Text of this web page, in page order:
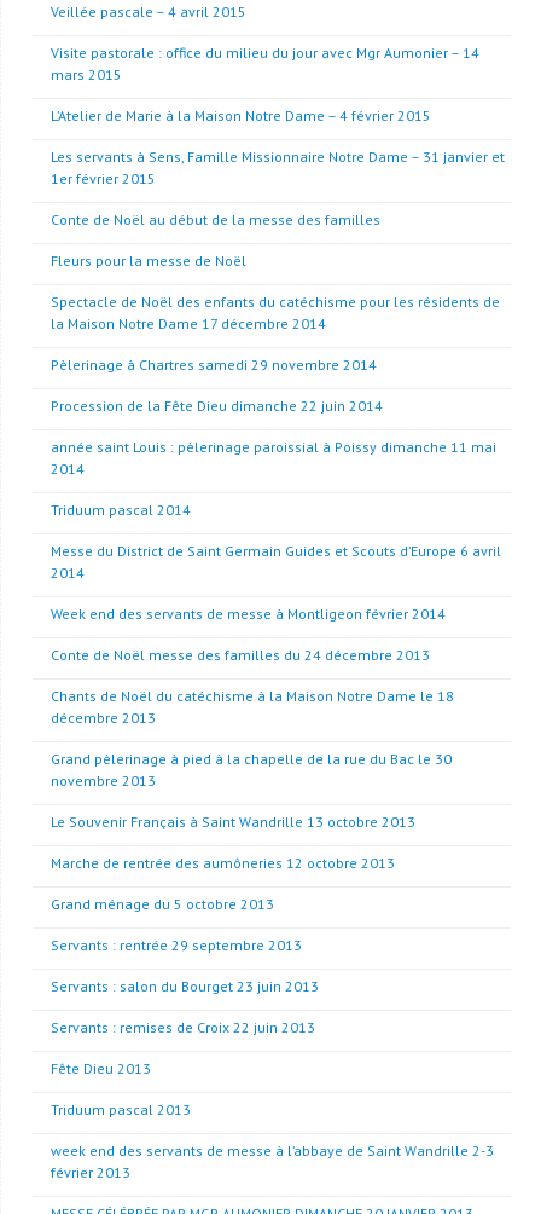
Veillée pascale – 4 avril 2015
Visite pastorale : office du milieu du jour avec Mgr Aumonier – 14
mars 2015
L’Atelier de Marie à la Maison Notre Dame – 4 février 2015
Les servants à Sens, Famille Missionnaire Notre Dame – 31 janvier et
1er février 2015
Conte de Noël au début de la messe des familles
Fleurs pour la messe de Noël
Spectacle de Noël des enfants du catéchisme pour les résidents de
la Maison Notre Dame 17 décembre 2014
Pèlerinage à Chartres samedi 29 novembre 2014
Procession de la Fête Dieu dimanche 22 juin 2014
année saint Louis : pèlerinage paroissial à Poissy dimanche 11 mai
2014
Triduum pascal 2014
Messe du District de Saint Germain Guides et Scouts d’Europe 6 avril
2014
Week end des servants de messe à Montligeon février 2014
Conte de Noël messe des familles du 24 décembre 2013
Chants de Noël du catéchisme à la Maison Notre Dame le 18
décembre 2013
Grand pèlerinage à pied à la chapelle de la rue du Bac le 30
novembre 2013
Le Souvenir Français à Saint Wandrille 13 octobre 2013
Marche de rentrée des aumôneries 12 octobre 2013
Grand ménage du 5 octobre 2013
Servants : rentrée 29 septembre 2013
Servants : salon du Bourget 23 juin 2013
Servants : remises de Croix 22 juin 2013
Fête Dieu 2013
Triduum pascal 2013
week end des servants de messe à l’abbaye de Saint Wandrille 2-3
février 2013